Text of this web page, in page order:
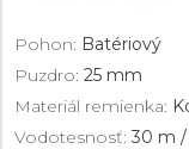
Pohon: Batériový
Puzdro: 25 mm
Materiál remienka:
Vodotesnosť: 30 m /